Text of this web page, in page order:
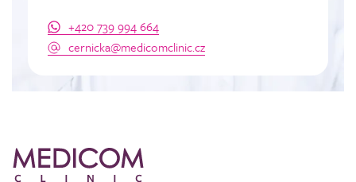
+420 739 994 664
cernicka@medicomclinic.cz